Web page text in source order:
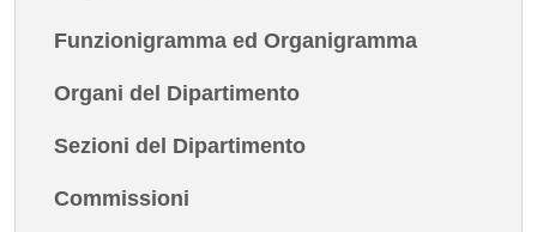
Funzionigramma ed Organigramma
Organi del Dipartimento
Sezioni del Dipartimento
Commissioni